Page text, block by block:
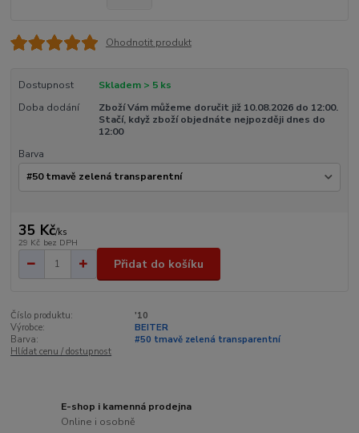
Ohodnotit produkt
Dostupnost
Skladem > 5 ks
Doba dodání
Zboží Vám můžeme doručit již 10.08.2026 do 12:00.
Stačí, když zboží objednáte nejpozději dnes do
12:00
Barva
35 Kč/ks
29 Kč bez DPH
Přidat do košíku
Číslo produktu:
'10
Výrobce:
BEITER
Barva:
#50 tmavě zelená transparentní
Hlídat cenu / dostupnost
E-shop i kamenná prodejna
Online i osobně